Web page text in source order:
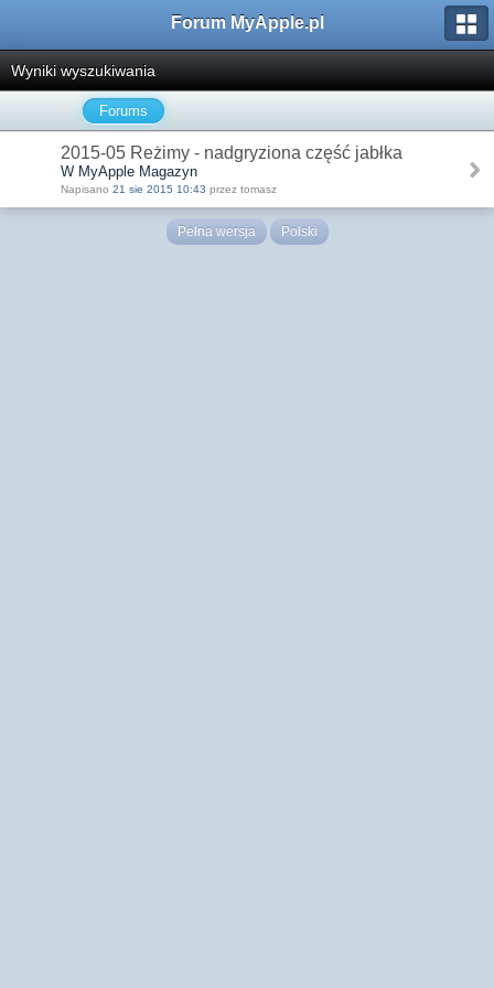
Forum MyApple.pl
Wyniki wyszukiwania
Forums
2015-05 Reżimy - nadgryziona część jabłka
W MyApple Magazyn
Napisano 21 sie 2015 10:43 przez tomasz
Pełna wersja Polski